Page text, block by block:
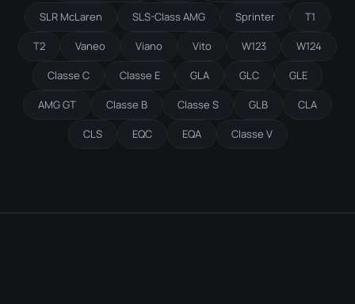
SLR McLaren SLS-Class AMG Sprinter T1
T2 Vaneo Viano Vito W123 W124
Classe C Classe E GLA GLC GLE
AMG GT Classe B Classe S GLB CLA
CLS EQC EQA Classe V